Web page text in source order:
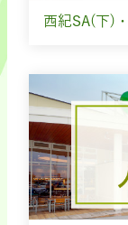
西紀SA(下)